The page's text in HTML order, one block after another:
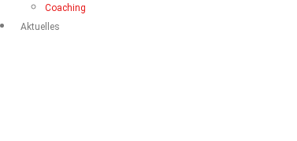
Coaching
Aktuelles